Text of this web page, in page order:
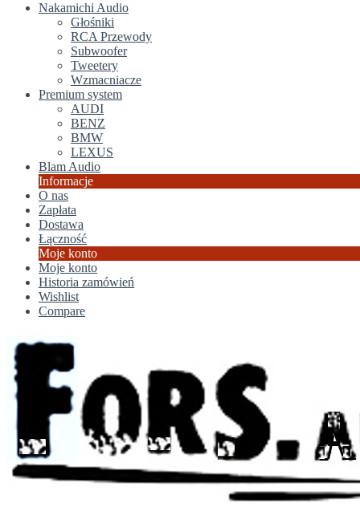
Nakamichi Audio
Głośniki
RCA Przewody
Subwoofer
Tweetery
Wzmacniacze
Premium system
AUDI
BENZ
BMW
LEXUS
Blam Audio
Informacje
O nas
Zapłata
Dostawa
Łączność
Moje konto
Moje konto
Historia zamówień
Wishlist
Compare